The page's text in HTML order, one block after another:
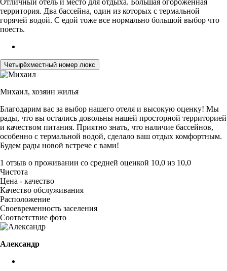
территория. Два бассейна, один из которых с термальной
горячей водой. С едой тоже все нормально большой выбор что
поесть.
Четырёхместный номер люкс
Михаил, хозяин жилья
Благодарим вас за выбор нашего отеля и высокую оценку! Мы
рады, что вы остались довольны нашей просторной территорией
и качеством питания. Приятно знать, что наличие бассейнов,
особенно с термальной водой, сделало ваш отдых комфортным.
Будем рады новой встрече с вами!
1 отзыв о проживании со средней оценкой 10,0 из 10,0
Чистота
Цена - качество
Качество обслуживания
Расположение
Своевременность заселения
Соответствие фото
Александр